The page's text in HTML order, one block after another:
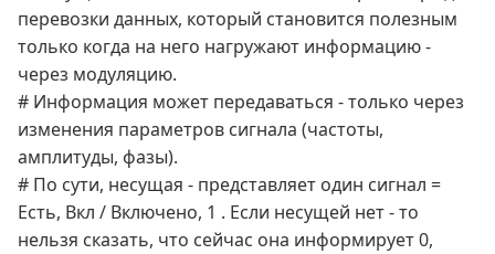
перевозки данных, который становится полезным
только когда на него нагружают информацию -
через модуляцию.
# Информация может передаваться - только через
изменения параметров сигнала (частоты,
амплитуды, фазы).
# По сути, несущая - представляет один сигнал =
Есть, Вкл / Включено, 1 . Если несущей нет - то
нельзя сказать, что сейчас она информирует 0,